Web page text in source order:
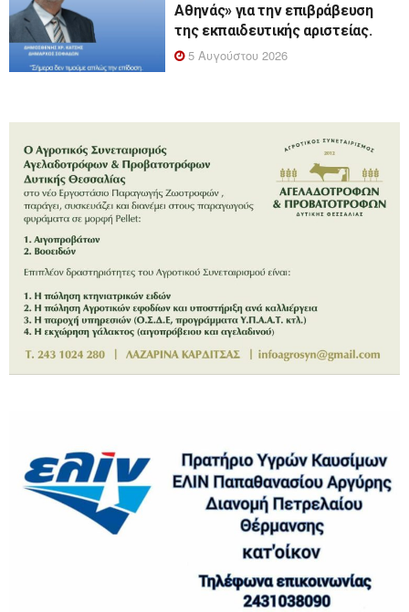
Αθηνάς» για την επιβράβευση
της εκπαιδευτικής αριστείας.
5 Αυγούστου 2026